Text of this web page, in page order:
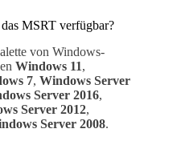
MSRT verfügbar?
von Windows-
Windows 11,
7, Windows Server
Server 2016,
Server 2012,
Server 2008.